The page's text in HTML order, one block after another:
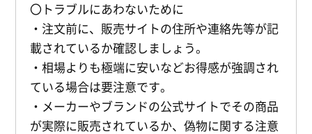
〇トラブルにあわないために
・注文前に、販売サイトの住所や連絡先等が記
載されているか確認しましょう。
・相場よりも極端に安いなどお得感が強調され
ている場合は要注意です。
・メーカーやブランドの公式サイトでその商品
が実際に販売されているか、偽物に関する注意